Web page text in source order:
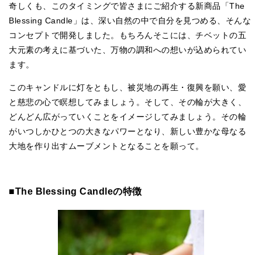
奇しくも、このタイミングで皆さまにご紹介する新商品「The
Blessing Candle」は、深い自然の中で自分を見つめる、そんな
コンセプトで開発しました。もちろんそこには、チベットの五
大元素の考えに基づいた、万物の調和への想いが込められてい
ます。
このキャンドルに灯をともし、被災地の再生・復興を願い、愛
と慈悲の心で瞑想してみましょう。そして、その輪が大きく、
どんどん広がっていくことをイメージしてみましょう。その輪
がいつしかひとつの大きなパワーとなり、新しい豊かな母なる
大地を作り出すムーブメントとなることを願って。
■The Blessing Candleの特徴